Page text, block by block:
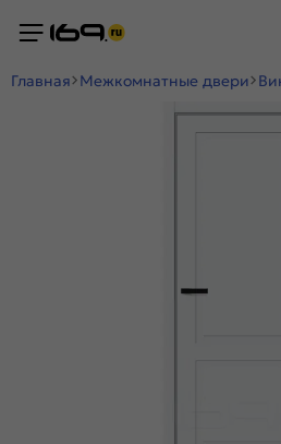
Главная Межкомнатные двери